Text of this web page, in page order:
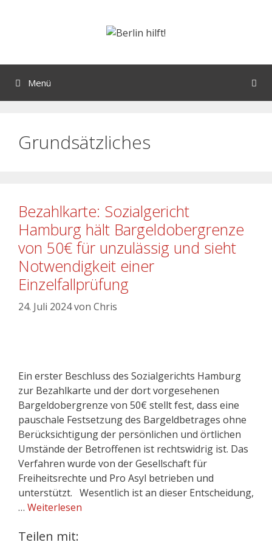
Menü
Grundsätzliches
Bezahlkarte: Sozialgericht
Hamburg hält Bargeldobergrenze
von 50€ für unzulässig und sieht
Notwendigkeit einer
Einzelfallprüfung
24. Juli 2024von Chris
Ein erster Beschluss des Sozialgerichts Hamburg
zur Bezahlkarte und der dort vorgesehenen
Bargeldobergrenze von 50€ stellt fest, dass eine
pauschale Festsetzung des Bargeldbetrages ohne
Berücksichtigung der persönlichen und örtlichen
Umstände der Betroffenen ist rechtswidrig ist. Das
Verfahren wurde von der Gesellschaft für
Freiheitsrechte und Pro Asyl betrieben und
unterstützt. Wesentlich ist an dieser Entscheidung,
… Weiterlesen
Teilen mit: